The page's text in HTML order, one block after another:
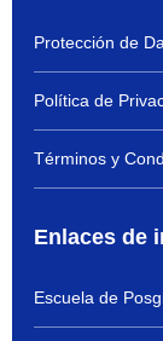
Protección de
Política de
Términos y
Enlaces de
Escuela de